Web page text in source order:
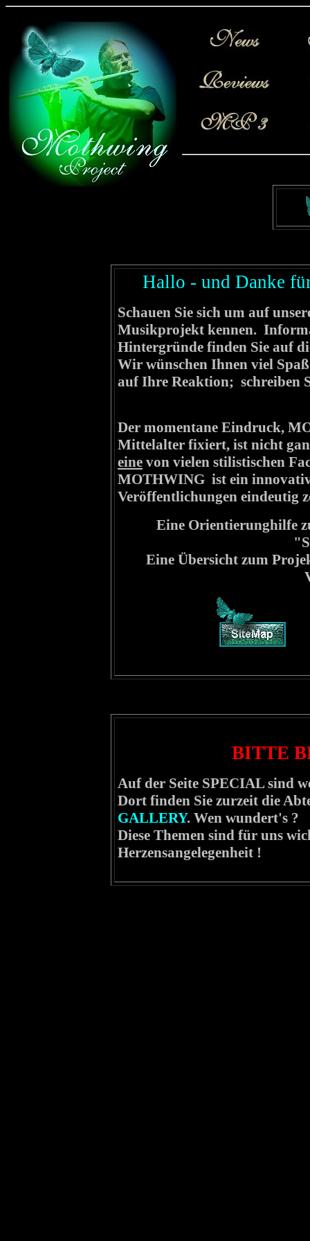
Hallo - und Danke
Schauen Sie sich um auf
Musikprojekt kennen.
Hintergründe finden Sie auf
Wir wünschen Ihnen viel
auf Ihre Reaktion; schreiben
Der momentane Eindruck,
Mittelalter fixiert, ist nicht
eine von vielen stilistischen
MOTHWING ist ein
Veröffentlichungen eindeutig
Eine Orientierunghilfe
Eine Übersicht zum
BITTE
Auf der Seite SPECIAL sind
Dort finden Sie zurzeit die
GALLERY. Wen wundert's ?
Diese Themen sind für uns
Herzensangelegenheit !